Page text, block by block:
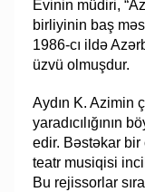
Evinin müdiri,
birliyinin baş
1986-cı ildə
üzvü olmuşdur.
​Aydın K. Azimin
yaradıcılığının
edir. Bəstəkar bir
teatr musiqisi
Bu rejissorlar